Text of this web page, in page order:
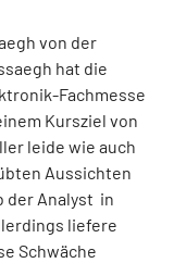
von der
hat die
Fachmesse
Kursziel von
leide wie auch
Aussichten
der Analyst in
liefere
Schwäche